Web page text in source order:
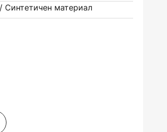
Синтетичен материал